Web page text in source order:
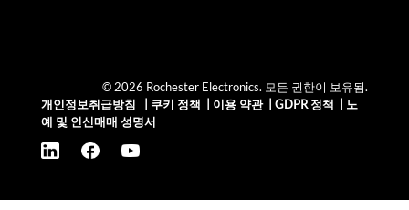
© 2026 Rochester Electronics. 모든 권한이 보유됨.
개인정보취급방침
쿠키 정책 이용 약관| GDPR 정책
노
예 및 인신매매 성명서